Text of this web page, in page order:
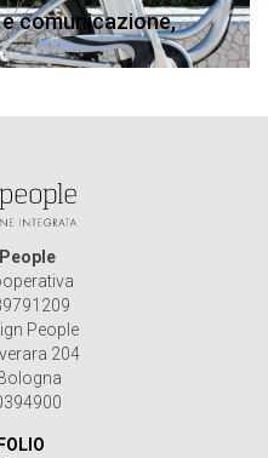
comunicazione,
People
204